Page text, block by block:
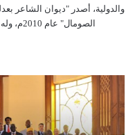
الصومال" عام 2010م، وله عدة بحوث أخرى، يقيم الآن بالنرويج .